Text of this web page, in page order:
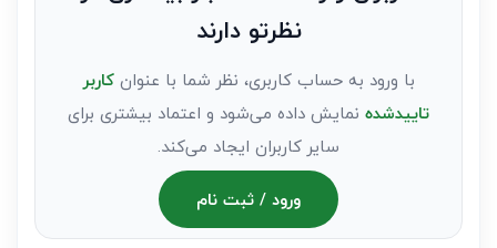
نظرتو دارند
با ورود به حساب کاربری، نظر شما با عنوانکاربر
تاییدشده نمایش داده می‌شود و اعتماد بیشتری برای
سایر کاربران ایجاد می‌کند.
ورود / ثبت نام